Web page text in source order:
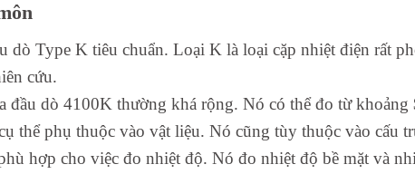
dò Type K tiêu chuẩn. Loại K là loại cặp nhiệt điện rất
cứu.
đầu dò 4100K thường khá rộng. Nó có thể đo từ
phụ thuộc vào vật liệu. Nó cũng tùy thuộc vào cấu
hợp cho việc đo nhiệt độ. Nó đo nhiệt độ bề mặt và